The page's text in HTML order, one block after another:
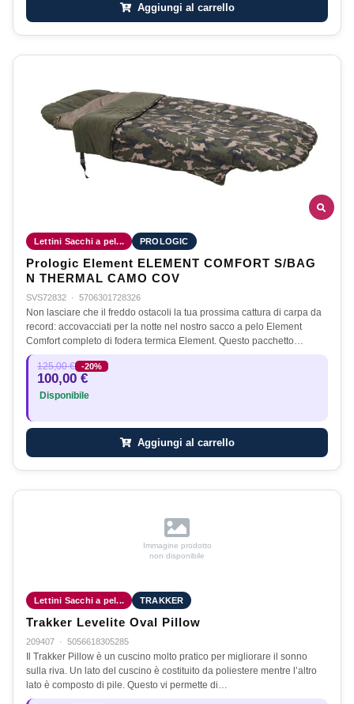
Aggiungi al carrello
Lettini Sacchi a pel... PROLOGIC
Prologic Element ELEMENT COMFORT S/BAG
N THERMAL CAMO COV
SVS72832 · 5706301728326
Non lasciare che il freddo ostacoli la tua prossima cattura di carpa da
record: accovacciati per la notte nel nostro sacco a pelo Element
Comfort completo di fodera termica Element. Questo pacchetto…
125,00 € -20%
100,00 €
Disponibile
Aggiungi al carrello
Immagine prodotto
non disponibile
Lettini Sacchi a pel... TRAKKER
Trakker Levelite Oval Pillow
209407 · 5056618305285
Il Trakker Pillow è un cuscino molto pratico per migliorare il sonno
sulla riva. Un lato del cuscino è costituito da poliestere mentre l’altro
lato è composto di pile. Questo vi permette di…